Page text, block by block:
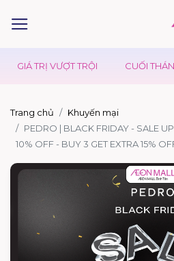
GIÁ TRỊ VƯỢT TRỘI CUỐI
Trang chủ
Khuyến mại
PEDRO | BLACK FRIDAY - SALE
10% OFF - BUY 3 GET EXTRA 15%